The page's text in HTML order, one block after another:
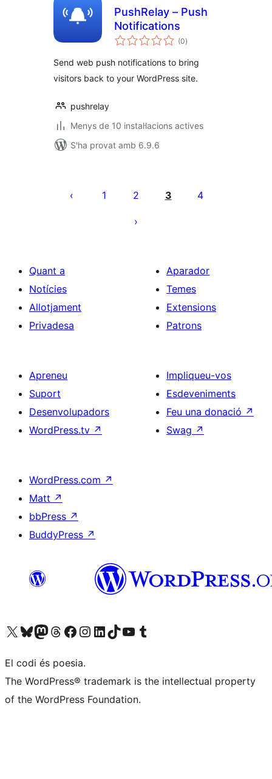
PushRelay – Push
Notifications
(0puntuacions
totals
)
Send web push notifications to bring
visitors back to your WordPress site.
pushrelay
Menys de 10 instal·lacions actives
S'ha provat amb 6.9.6
1 2 3 4
Quant a
Notícies
Allotjament
Privadesa
Aparador
Temes
Extensions
Patrons
Apreneu
Suport
Desenvolupadors
WordPress.tv ↗
Impliqueu-vos
Esdeveniments
Feu una donació ↗
Swag ↗
WordPress.com ↗
Matt ↗
bbPress ↗
BuddyPress ↗
Visiteu el nostre compte X (abans Twitter)
Visiteu el nostre compte de Bluesky
Visiteu el nostre compte al Mastodon
Visiteu el nostre compte de Threads
Visiteu la nostra pàgina al Facebook
Visiteu el nostre compte d'Instagram
Visiteu el nostre compte de LinkedIn
Visiteu el nostre compte de TikTok
Visiteu el nostre canal al YouTube
Visiteu el nostre compte de Tumblr
El codi és poesia.
The WordPress® trademark is the intellectual property
of the WordPress Foundation.